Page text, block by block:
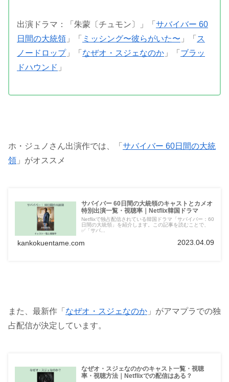
出演ドラマ：「朱蒙〔チュモン〕」「 サバイバー 60
日間の大統領 」「 ミッシング〜彼らがいた〜 」「 ス
ノードロップ」「 なぜオ・スジェなのか 」「 ブラッ
ドハウンド 」
ホ・ジュノさん出演作では、「 サバイバー 60日間の大統
領 」がオススメ
サバイバー 60日間の大統領のキャストとカメオ
特別出演一覧・視聴率｜Netflix韓国ドラマ
Netflixで独占配信されている韓国ドラマ「サバイバー：60
日間の大統領」を紹介します。この記事を読むことで、
✅「サバ...
kankokuentame.com 2023.04.09
また、最新作「 なぜオ・スジェなのか 」がアマプラでの独
占配信が決定しています。
なぜオ・スジェなのかのキャスト一覧・視聴
率・視聴方法｜Netflixでの配信はある？